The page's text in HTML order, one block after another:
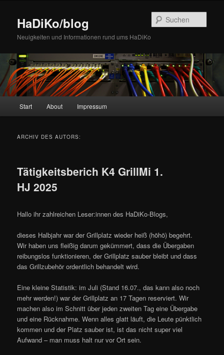
wechseln
wechseln
HaDiKo/blog
Neuigkeiten und Informationen rund ums HaDiKo
Start About Impressum
ARCHIV DES AUTORS:
Tätigkeitsberich K4 GrillMi 1.
HJ 2025
Hallo ihr zahlreichen Leser:innen des HaDiKo-Blogs,
dieses Halbjahr war der Grillplatz wieder heiß (höhö) begehrt.
Wir haben uns fleißig darum gekümmert, dass die Übergaben
reibungslos funktionieren, der Grillplatz sauber bleibt und dass
das Grillzubehör ordentlich behandelt wird.
Eine kleine Statistik: im Juli (Stand 16.07., das kann also noch
mehr werden!) war der Grillplatz an 17 Tagen reserviert. Wir
machen also im Schnitt über jeden zweiten Tag eine Übergabe
und eine Rücknahme. Wenn alles glatt läuft, die Leute pünktlich
kommen und der Platz sauber ist, ist das nicht super viel
Aufwand – man muss halt nur vor Ort sein.